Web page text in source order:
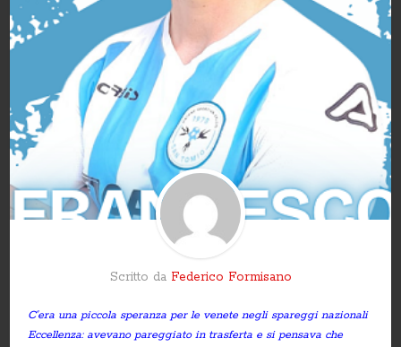
Scritto da Federico Formisano
C’era una piccola speranza per le venete negli spareggi nazionali
Eccellenza: avevano pareggiato in trasferta e si pensava che